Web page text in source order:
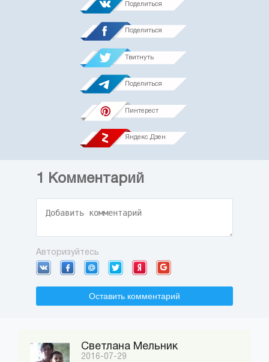
Поделиться
Поделиться
Твитнуть
Поделиться
Пинтерест
Яндекс.Дзен
1 Комментарий
Авторизуйтесь
Оставить комментарий
Светлана Мельник
2016-07-29